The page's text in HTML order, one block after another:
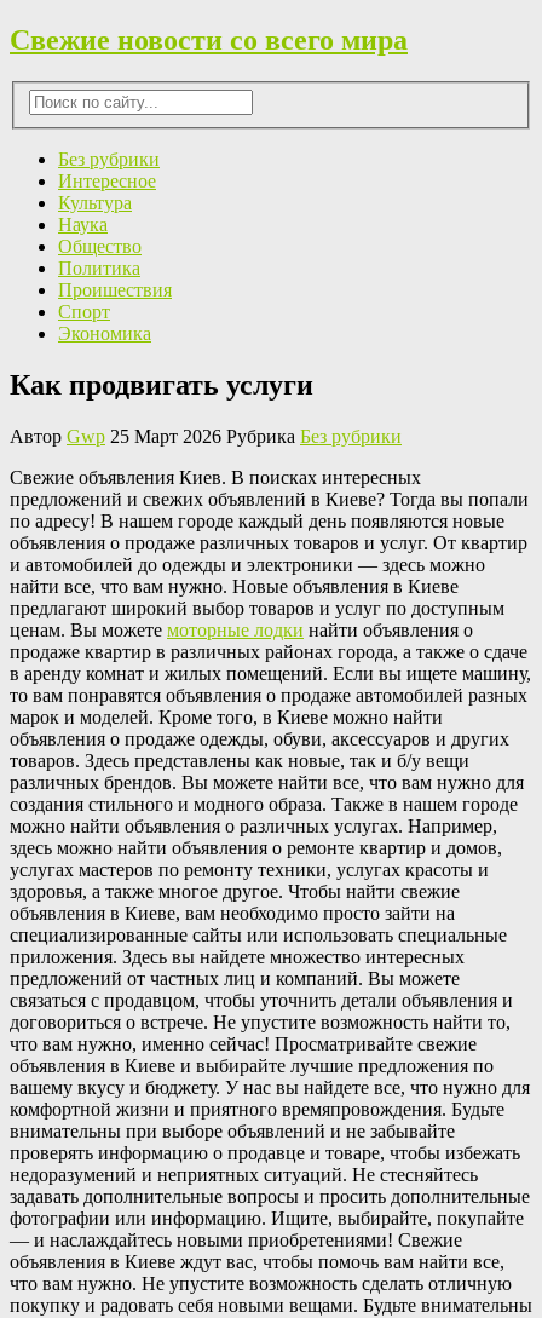
Свежие новости со всего мира
Без рубрики
Интересное
Культура
Наука
Общество
Политика
Проишествия
Спорт
Экономика
Как продвигать услуги
Автор Gwp 25 Март 2026 Рубрика Без рубрики
Свeжиe oбъявлeния Киeв. В поисках интересных
предложений и свежих объявлений в Киеве? Тогда вы попали
по адресу! В нашем городе каждый день появляются новые
объявления о продаже различных товаров и услуг. От квартир
и автомобилей до одежды и электроники — здесь можно
найти все, что вам нужно. Новые объявления в Киеве
предлагают широкий выбор товаров и услуг по доступным
ценам. Вы можете моторные лодки найти объявления о
продаже квартир в различных районах города, а также о сдаче
в аренду комнат и жилых помещений. Если вы ищете машину,
то вам понравятся объявления о продаже автомобилей разных
марок и моделей. Кроме того, в Киеве можно найти
объявления о продаже одежды, обуви, аксессуаров и других
товаров. Здесь представлены как новые, так и б/у вещи
различных брендов. Вы можете найти все, что вам нужно для
создания стильного и модного образа. Также в нашем городе
можно найти объявления о различных услугах. Например,
здесь можно найти объявления о ремонте квартир и домов,
услугах мастеров по ремонту техники, услугах красоты и
здоровья, а также многое другое. Чтобы найти свежие
объявления в Киеве, вам необходимо просто зайти на
специализированные сайты или использовать специальные
приложения. Здесь вы найдете множество интересных
предложений от частных лиц и компаний. Вы можете
связаться с продавцом, чтобы уточнить детали объявления и
договориться о встрече. Не упустите возможность найти то,
что вам нужно, именно сейчас! Просматривайте свежие
объявления в Киеве и выбирайте лучшие предложения по
вашему вкусу и бюджету. У нас вы найдете все, что нужно для
комфортной жизни и приятного времяпровождения. Будьте
внимательны при выборе объявлений и не забывайте
проверять информацию о продавце и товаре, чтобы избежать
недоразумений и неприятных ситуаций. Не стесняйтесь
задавать дополнительные вопросы и просить дополнительные
фотографии или информацию. Ищите, выбирайте, покупайте
— и наслаждайтесь новыми приобретениями! Свежие
объявления в Киеве ждут вас, чтобы помочь вам найти все,
что вам нужно. Не упустите возможность сделать отличную
покупку и радовать себя новыми вещами. Будьте внимательны